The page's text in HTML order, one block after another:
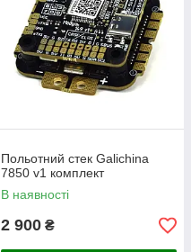
Польотний стек Galichina
7850 v1 комплект
В наявності
2 900 ₴